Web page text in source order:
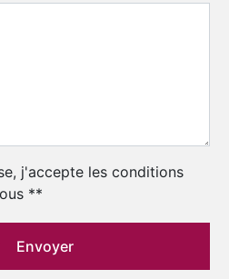
j'accepte les conditions
**
Envoyer